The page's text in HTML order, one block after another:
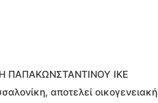
ΠΑΠΑΚΩΝΣΤΑΝΤΙΝΟΥ ΙΚΕ
αποτελεί οικογενειακή